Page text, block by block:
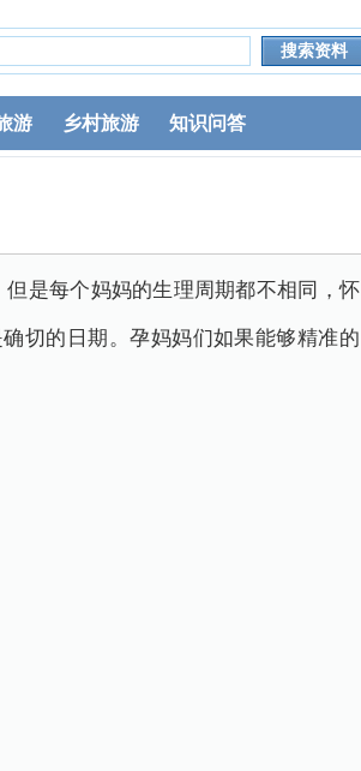
游 乡村旅游 知识问答
是每个妈妈的生理周期都不相同，怀
切的日期。孕妈妈们如果能够精准的